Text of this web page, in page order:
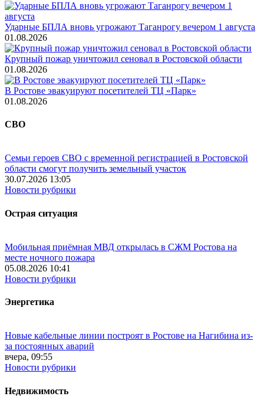
Ударные БПЛА вновь угрожают Таганрогу вечером 1 августа
01.08.2026
Крупный пожар уничтожил сеновал в Ростовской области
01.08.2026
В Ростове эвакуируют посетителей ТЦ «Парк»
01.08.2026
СВО
Семьи героев СВО с временной регистрацией в Ростовской
области смогут получить земельный участок
30.07.2026 13:05
Новости рубрики
Острая ситуация
Мобильная приёмная МВД открылась в СЖМ Ростова на
месте ночного пожара
05.08.2026 10:41
Новости рубрики
Энергетика
Новые кабельные линии построят в Ростове на Нагибина из-
за постоянных аварий
вчера, 09:55
Новости рубрики
Недвижимость